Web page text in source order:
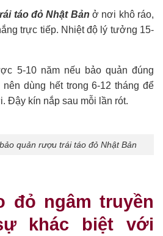
táo đỏ Nhật Bản ở nơi khô ráo,
trực tiếp. Nhiệt độ lý tưởng 15-
5-10 năm nếu bảo quản đúng
dùng hết trong 6-12 tháng để
Đậy kín nắp sau mỗi lần rót.
quản rượu trái táo đỏ Nhật Bản
đỏ ngâm truyền
khác biệt với